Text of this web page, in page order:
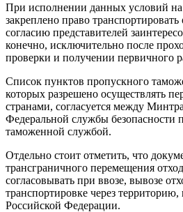
При исполнении данных условий на
закреплено право
согласию представителей
конечно, исключительно после
проверки и получении первичного
Список пунктов пропускного
которых разрешено осуществлять
странами, согласуется между
Федеральной службы безопасности
таможенной службой.
Отдельно стоит отметить, что
трансграничного перемещения
согласовывать при ввозе, вывозе
транспортировке через
Российской Федерации.